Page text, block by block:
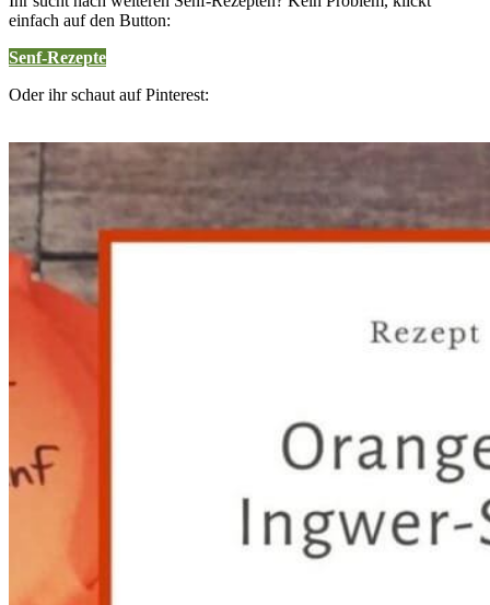
einfach auf den Button:
Senf-Rezepte
Oder ihr schaut auf Pinterest: